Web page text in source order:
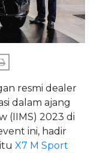
resmi dealer
dalam ajang
(IIMS) 2023 di
ini, hadir
X7 M Sport